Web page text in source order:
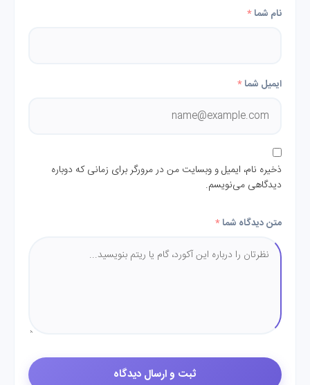
نام شما*
ایمیل شما*
ذخیره نام، ایمیل و وبسایت من در مرورگر برای زمانی که دوباره
دیدگاهی می‌نویسم.
متن دیدگاه شما*